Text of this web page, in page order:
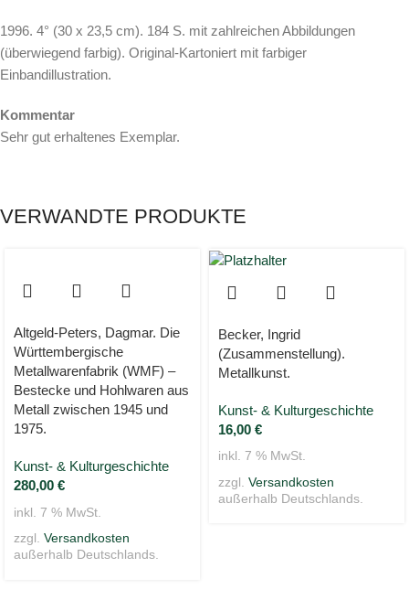
1996. 4° (30 x 23,5 cm). 184 S. mit zahlreichen Abbildungen
(überwiegend farbig). Original-Kartoniert mit farbiger
Einbandillustration.
Kommentar
Sehr gut erhaltenes Exemplar.
VERWANDTE PRODUKTE
Altgeld-Peters, Dagmar. Die
Württembergische
Metallwarenfabrik (WMF) –
Bestecke und Hohlwaren aus
Metall zwischen 1945 und
1975.
Kunst- & Kulturgeschichte
280,00 €
inkl. 7 % MwSt.
zzgl. Versandkosten
außerhalb Deutschlands.
Becker, Ingrid
(Zusammenstellung).
Metallkunst.
Kunst- & Kulturgeschichte
16,00 €
inkl. 7 % MwSt.
zzgl. Versandkosten
außerhalb Deutschlands.